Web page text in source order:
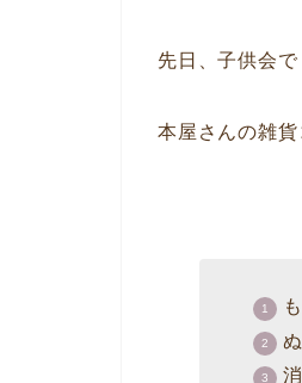
先日、子供会
本屋さんの雑